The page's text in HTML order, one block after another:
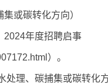
或碳转化方向）
2024年度招聘启事
）。
处理、碳捕集或碳转化方